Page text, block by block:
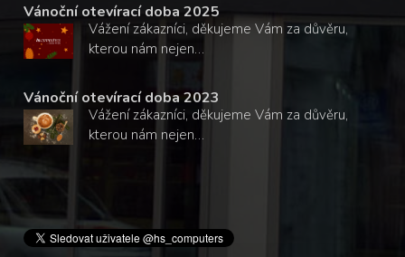
Vánoční otevírací doba 2025
Vážení zákazníci, děkujeme Vám za důvěru,
kterou nám nejen…
Vánoční otevírací doba 2023
Vážení zákazníci, děkujeme Vám za důvěru,
kterou nám nejen…